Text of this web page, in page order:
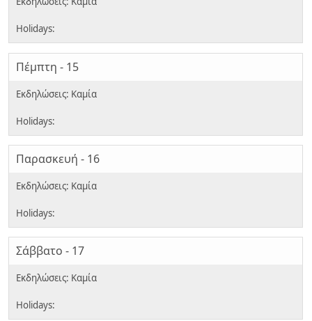
Πέμπτη - 15
Παρασκευή - 16
Σάββατο - 17